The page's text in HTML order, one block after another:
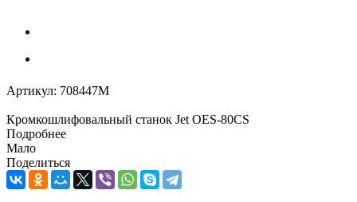
Артикул: 708447M
Кромкошлифовальный станок Jet OES-80CS
Подробнее
Мало
Поделиться